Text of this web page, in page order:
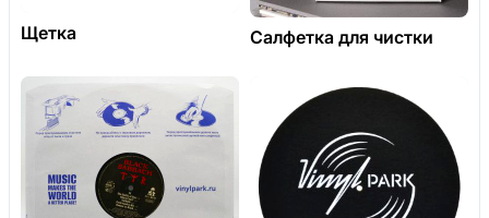
Щетка Салфетка для чистки